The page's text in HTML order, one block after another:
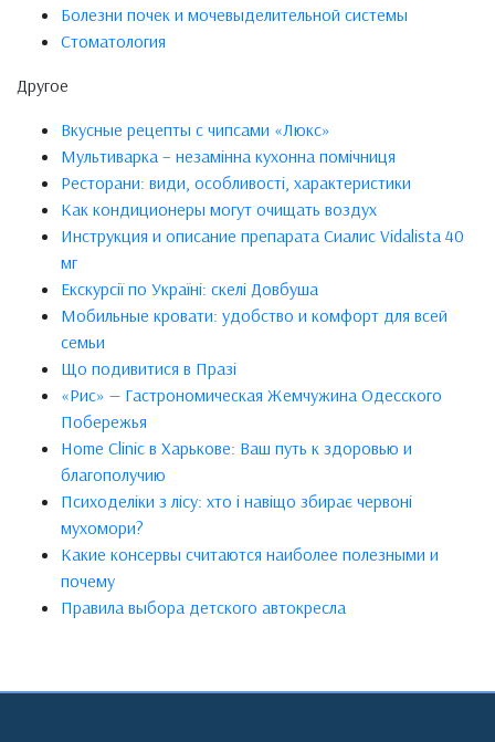
Болезни почек и мочевыделительной системы
Стоматология
Другое
Вкусные рецепты с чипсами «Люкс»
Мультиварка – незамінна кухонна помічниця
Ресторани: види, особливості, характеристики
Как кондиционеры могут очищать воздух
Инструкция и описание препарата Сиалис Vidalista 40
мг
Екскурсії по Україні: скелі Довбуша
Мобильные кровати: удобство и комфорт для всей
семьи
Що подивитися в Празі
«Рис» — Гастрономическая Жемчужина Одесского
Побережья
Home Clinic в Харькове: Ваш путь к здоровью и
благополучию
Психоделіки з лісу: хто і навіщо збирає червоні
мухомори?
Какие консервы считаются наиболее полезными и
почему
Правила выбора детского автокресла